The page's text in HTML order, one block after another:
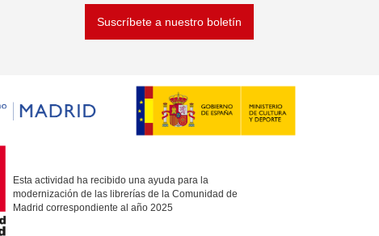
Suscríbete a nuestro boletín
Esta actividad ha recibido una ayuda para la
modernización de las librerías de la Comunidad de
Madrid correspondiente al año 2025